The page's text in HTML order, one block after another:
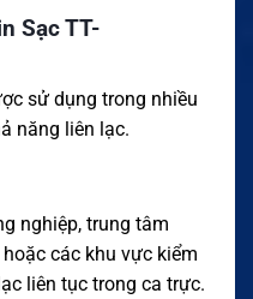
Sạc TT-
sử dụng trong nhiều
năng liên lạc.
nghiệp, trung tâm
các khu vực kiểm
liên tục trong ca trực.